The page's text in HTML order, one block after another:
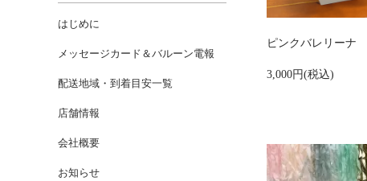
ピンクバレリーナ
3,000円(税込)
はじめに
メッセージカード＆バルーン電報
配送地域・到着目安一覧
店舗情報
会社概要
お知らせ